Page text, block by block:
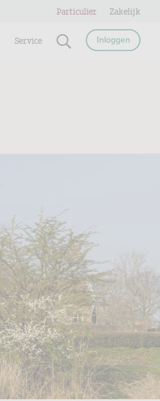
Service Inloggen
Particulier Zakelijk